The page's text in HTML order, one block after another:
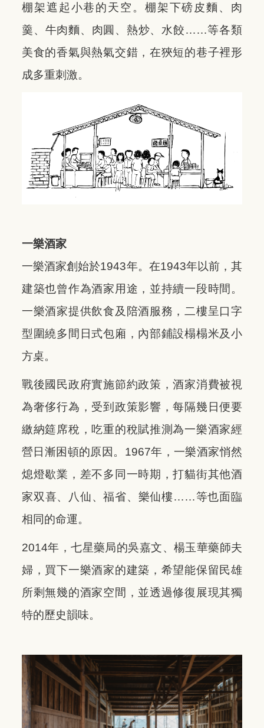
棚架遮起小巷的天空。棚架下磅皮麵、肉
羹、牛肉麵、肉圓、熱炒、水餃……等各類
美食的香氣與熱氣交錯，在狹短的巷子裡形
成多重刺激。
一樂酒家
一樂酒家創始於1943年。在1943年以前，其
建築也曾作為酒家用途，並持續一段時間。
一樂酒家提供飲食及陪酒服務，二樓呈口字
型圍繞多間日式包廂，內部鋪設榻榻米及小
方桌。
戰後國民政府實施節約政策，酒家消費被視
為奢侈行為，受到政策影響，每隔幾日便要
繳納筵席稅，吃重的稅賦推測為一樂酒家經
營日漸困頓的原因。1967年，一樂酒家悄然
熄燈歇業，差不多同一時期，打貓街其他酒
家双喜、八仙、福省、樂仙樓……等也面臨
相同的命運。
2014年，七星藥局的吳嘉文、楊玉華藥師夫
婦，買下一樂酒家的建築，希望能保留民雄
所剩無幾的酒家空間，並透過修復展現其獨
特的歷史韻味。